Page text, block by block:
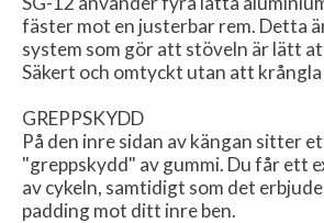
fäster mot en justerbar rem. Detta
system som gör att stöveln är lätt
Säkert och omtyckt utan att
GREPPSKYDD
På den inre sidan av kängan sitter
"greppskydd" av gummi. Du får ett
av cykeln, samtidigt som det
padding mot ditt inre ben.